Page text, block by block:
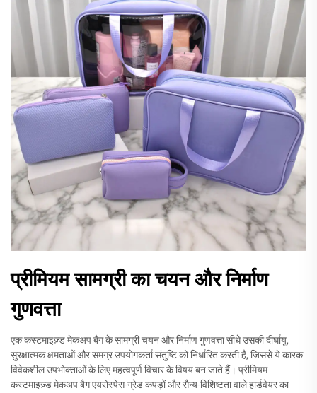
प्रीमियम सामग्री का चयन और निर्माण
गुणवत्ता
एक कस्टमाइज़्ड मेकअप बैग के सामग्री चयन और निर्माण गुणवत्ता सीधे उसकी दीर्घायु,
सुरक्षात्मक क्षमताओं और समग्र उपयोगकर्ता संतुष्टि को निर्धारित करती है, जिससे ये कारक
विवेकशील उपभोक्ताओं के लिए महत्वपूर्ण विचार के विषय बन जाते हैं। प्रीमियम
कस्टमाइज़्ड मेकअप बैग एयरोस्पेस-ग्रेड कपड़ों और सैन्य-विशिष्टता वाले हार्डवेयर का